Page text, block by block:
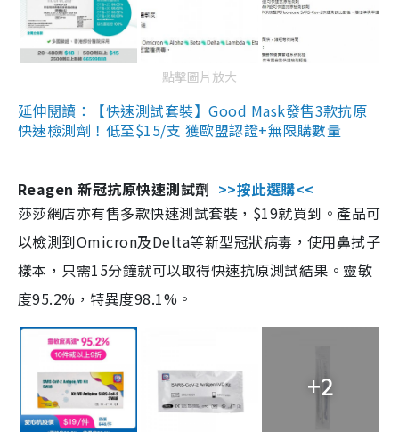
點擊圖片放大
延伸閱讀：【快速測試套裝】Good Mask發售3款抗原
快速檢測劑！低至$15/支 獲歐盟認證+無限購數量
Reagen 新冠抗原快速測試劑 >>按此選購<<
莎莎網店亦有售多款快速測試套裝，$19就買到。產品可
以檢測到Omicron及Delta等新型冠狀病毒，使用鼻拭子
樣本，只需15分鐘就可以取得快速抗原測試結果。靈敏
度95.2%，特異度98.1%。
+2